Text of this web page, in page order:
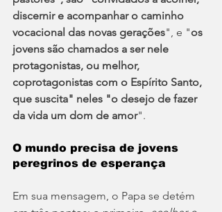
discernir e acompanhar o caminho
vocacional das novas gerações", e "os
jovens são chamados a ser nele
protagonistas, ou melhor,
coprotagonistas com o Espírito Santo,
que suscita" neles "o desejo de fazer
da vida um dom de amor".
O mundo precisa de jovens
peregrinos de esperança
Em sua mensagem, o Papa se detém